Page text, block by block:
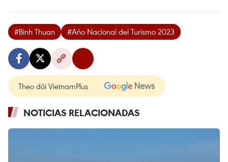
#Binh Thuan #Año Nacional del Turismo 2023
Theo dõi VietnamPlus
NOTICIAS RELACIONADAS